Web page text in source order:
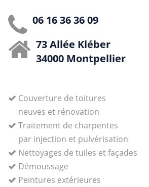
06 16 36 36 09
73 Allée Kléber
34000 Montpellier
Couverture de toitures
neuves et rénovation
Traitement de charpentes
par injection et pulvérisation
Nettoyages de tuiles et façades
Démoussage
Peintures extérieures